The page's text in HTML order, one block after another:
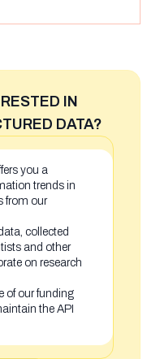
IN
DATA?
you a
trends in
from our
collected
and other
on research
of our funding
the API